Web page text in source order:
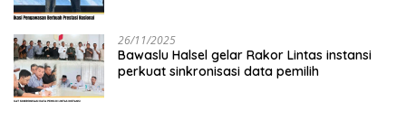
26/11/2025
Bawaslu Halsel gelar Rakor Lintas instansi
perkuat sinkronisasi data pemilih